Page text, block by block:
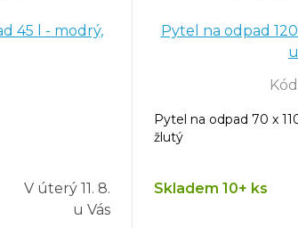
45 l - modrý,
V úterý 11. 8.
u Vás
Pytel na odpad
Kód
Pytel na odpad 70 x
žlutý
Skladem 10+ ks